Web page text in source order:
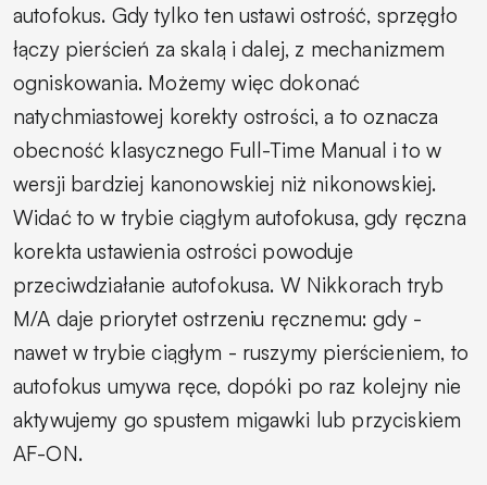
autofokus. Gdy tylko ten ustawi ostrość, sprzęgło
łączy pierścień za skalą i dalej, z mechanizmem
ogniskowania. Możemy więc dokonać
natychmiastowej korekty ostrości, a to oznacza
obecność klasycznego Full-Time Manual i to w
wersji bardziej kanonowskiej niż nikonowskiej.
Widać to w trybie ciągłym autofokusa, gdy ręczna
korekta ustawienia ostrości powoduje
przeciwdziałanie autofokusa. W Nikkorach tryb
M/A daje priorytet ostrzeniu ręcznemu: gdy -
nawet w trybie ciągłym - ruszymy pierścieniem, to
autofokus umywa ręce, dopóki po raz kolejny nie
aktywujemy go spustem migawki lub przyciskiem
AF-ON.